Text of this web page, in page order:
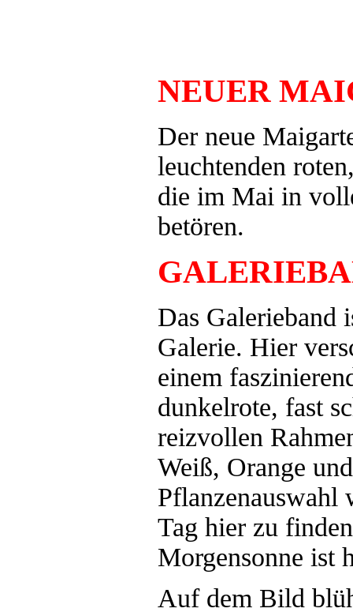
NEUER
Der neue
leuchtenden
die im Mai in
betören.
Das Galerieband
Galerie. Hier
einem
dunkelrote, fast
reizvollen
Weiß, Orange
Pflanzenauswahl
Tag hier zu
Morgensonne ist
Auf dem Bild